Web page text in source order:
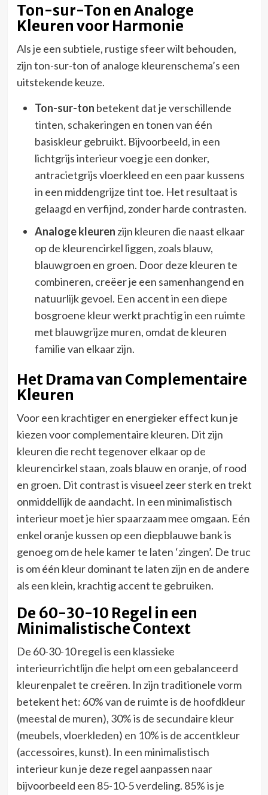
Ton-sur-Ton en Analoge
Kleuren voor Harmonie
Als je een subtiele, rustige sfeer wilt behouden,
zijn ton-sur-ton of analoge kleurenschema’s een
uitstekende keuze.
Ton-sur-ton betekent dat je verschillende
tinten, schakeringen en tonen van één
basiskleur gebruikt. Bijvoorbeeld, in een
lichtgrijs interieur voeg je een donker,
antracietgrijs vloerkleed en een paar kussens
in een middengrijze tint toe. Het resultaat is
gelaagd en verfijnd, zonder harde contrasten.
Analoge kleuren zijn kleuren die naast elkaar
op de kleurencirkel liggen, zoals blauw,
blauwgroen en groen. Door deze kleuren te
combineren, creëer je een samenhangend en
natuurlijk gevoel. Een accent in een diepe
bosgroene kleur werkt prachtig in een ruimte
met blauwgrijze muren, omdat de kleuren
familie van elkaar zijn.
Het Drama van Complementaire
Kleuren
Voor een krachtiger en energieker effect kun je
kiezen voor complementaire kleuren. Dit zijn
kleuren die recht tegenover elkaar op de
kleurencirkel staan, zoals blauw en oranje, of rood
en groen. Dit contrast is visueel zeer sterk en trekt
onmiddellijk de aandacht. In een minimalistisch
interieur moet je hier spaarzaam mee omgaan. Eén
enkel oranje kussen op een diepblauwe bank is
genoeg om de hele kamer te laten ‘zingen’. De truc
is om één kleur dominant te laten zijn en de andere
als een klein, krachtig accent te gebruiken.
De 60-30-10 Regel in een
Minimalistische Context
De 60-30-10 regel is een klassieke
interieurrichtlijn die helpt om een gebalanceerd
kleurenpalet te creëren. In zijn traditionele vorm
betekent het: 60% van de ruimte is de hoofdkleur
(meestal de muren), 30% is de secundaire kleur
(meubels, vloerkleden) en 10% is de accentkleur
(accessoires, kunst). In een minimalistisch
interieur kun je deze regel aanpassen naar
bijvoorbeeld een 85-10-5 verdeling. 85% is je